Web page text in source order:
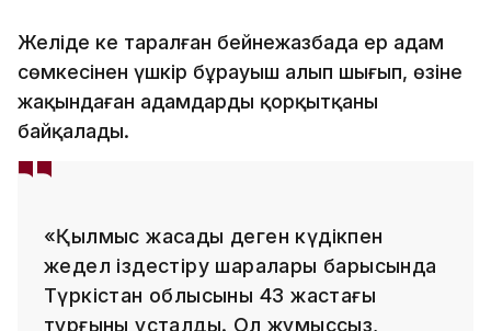
Желіде кең таралған бейнежазбада ер адам
сөмкесінен үшкір бұрауыш алып шығып, өзіне
жақындаған адамдарды қорқытқаны
байқалады.
«Қылмыс жасады деген күдікпен
жедел іздестіру шаралары барысында
Түркістан облысының 43 жастағы
тұрғыны ұсталды. Ол жұмыссыз,